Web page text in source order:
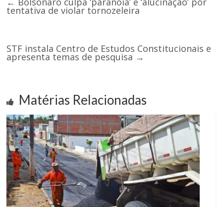
tentativa de violar tornozeleira
STF instala Centro de Estudos Constitucionais e
apresenta temas de pesquisa →
Matérias Relacionadas